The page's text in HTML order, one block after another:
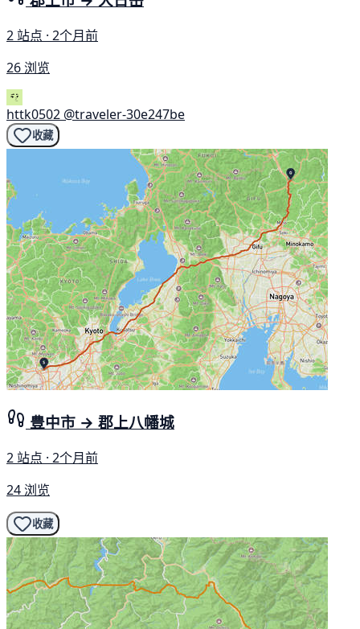
2 站点 · 2个月前
26 浏览
httk0502 @traveler-30e247be
收藏
豊中市 → 郡上八幡城
2 站点 · 2个月前
24 浏览
收藏